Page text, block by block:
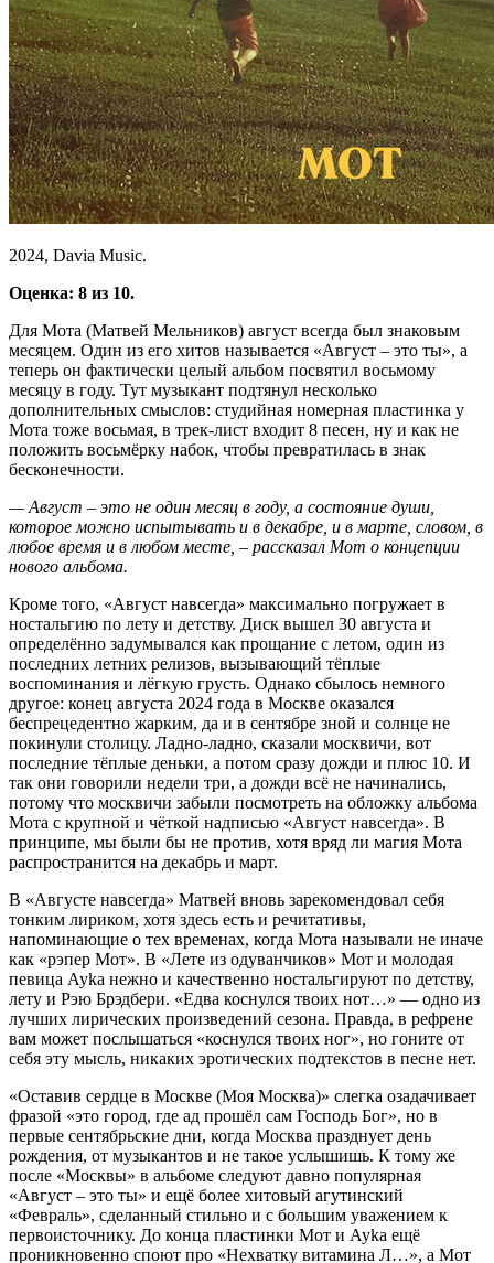
2024, Davia Music.
Оценка: 8 из 10.
Для Мота (Матвей Мельников) август всегда был знаковым
месяцем. Один из его хитов называется «Август – это ты», а
теперь он фактически целый альбом посвятил восьмому
месяцу в году. Тут музыкант подтянул несколько
дополнительных смыслов: студийная номерная пластинка у
Мота тоже восьмая, в трек-лист входит 8 песен, ну и как не
положить восьмёрку набок, чтобы превратилась в знак
бесконечности.
— Август – это не один месяц в году, а состояние души,
которое можно испытывать и в декабре, и в марте, словом, в
любое время и в любом месте, – рассказал Мот о концепции
нового альбома.
Кроме того, «Август навсегда» максимально погружает в
ностальгию по лету и детству. Диск вышел 30 августа и
определённо задумывался как прощание с летом, один из
последних летних релизов, вызывающий тёплые
воспоминания и лёгкую грусть. Однако сбылось немного
другое: конец августа 2024 года в Москве оказался
беспрецедентно жарким, да и в сентябре зной и солнце не
покинули столицу. Ладно-ладно, сказали москвичи, вот
последние тёплые деньки, а потом сразу дожди и плюс 10. И
так они говорили недели три, а дожди всё не начинались,
потому что москвичи забыли посмотреть на обложку альбома
Мота с крупной и чёткой надписью «Август навсегда». В
принципе, мы были бы не против, хотя вряд ли магия Мота
распространится на декабрь и март.
В «Августе навсегда» Матвей вновь зарекомендовал себя
тонким лириком, хотя здесь есть и речитативы,
напоминающие о тех временах, когда Мота называли не иначе
как «рэпер Мот». В «Лете из одуванчиков» Мот и молодая
певица Ayka нежно и качественно ностальгируют по детству,
лету и Рэю Брэдбери. «Едва коснулся твоих нот…» — одно из
лучших лирических произведений сезона. Правда, в рефрене
вам может послышаться «коснулся твоих ног», но гоните от
себя эту мысль, никаких эротических подтекстов в песне нет.
«Оставив сердце в Москве (Моя Москва)» слегка озадачивает
фразой «это город, где ад прошёл сам Господь Бог», но в
первые сентябрьские дни, когда Москва празднует день
рождения, от музыкантов и не такое услышишь. К тому же
после «Москвы» в альбоме следуют давно популярная
«Август – это ты» и ещё более хитовый агутинский
«Февраль», сделанный стильно и с большим уважением к
первоисточнику. До конца пластинки Мот и Ayka ещё
проникновенно споют про «Нехватку витамина Л…», а Мот